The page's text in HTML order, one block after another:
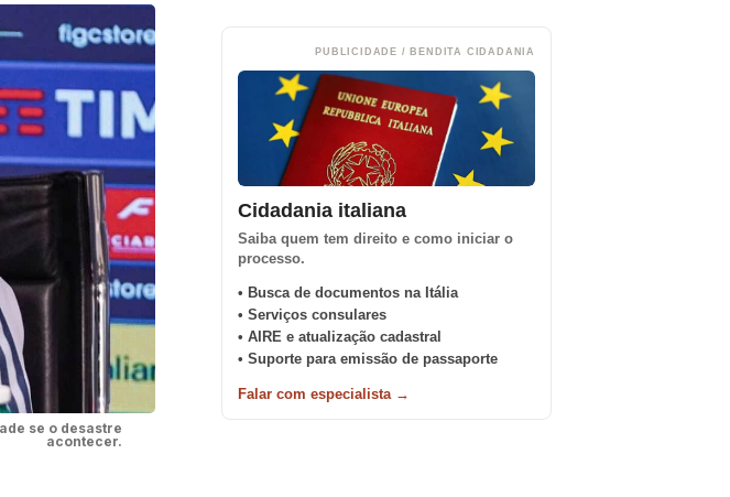
se o desastre
acontecer.
PUBLICIDADE / BENDITA CIDADANIA
Cidadania italiana
Saiba quem tem direito e como iniciar o
processo.
• Busca de documentos na Itália
• Serviços consulares
• AIRE e atualização cadastral
• Suporte para emissão de passaporte
Falar com especialista →